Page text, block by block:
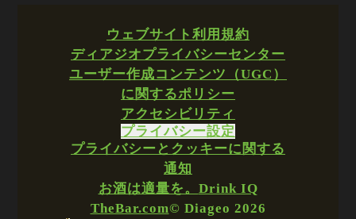
ウェブサイト利用規約
ディアジオプライバシーセンター
ユーザー作成コンテンツ（UGC）
に関するポリシー
アクセシビリティ
プライバシー設定
プライバシーとクッキーに関する
通知
お酒は適量を。 Drink IQ
TheBar.com© Diageo 2026